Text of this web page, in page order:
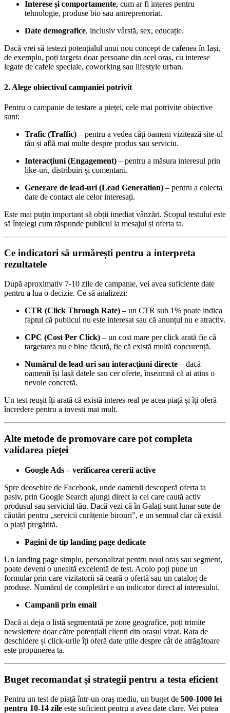
Interese și comportamente, cum ar fi interes pentru
tehnologie, produse bio sau antreprenoriat.
Date demografice, inclusiv vârstă, sex, educație.
Dacă vrei să testezi potențialul unui nou concept de cafenea în Iași,
de exemplu, poți targeta doar persoane din acel oraș, cu interese
legate de cafele speciale, coworking sau lifestyle urban.
2. Alege obiectivul campaniei potrivit
Pentru o campanie de testare a pieței, cele mai potrivite obiective
sunt:
Trafic (Traffic) – pentru a vedea câți oameni vizitează site-ul
tău și află mai multe despre produs sau serviciu.
Interacțiuni (Engagement) – pentru a măsura interesul prin
like-uri, distribuiri și comentarii.
Generare de lead-uri (Lead Generation) – pentru a colecta
date de contact ale celor interesați.
Este mai puțin important să obții imediat vânzări. Scopul testului este
să înțelegi cum răspunde publicul la mesajul și oferta ta.
Ce indicatori să urmărești pentru a interpreta
rezultatele
După aproximativ 7-10 zile de campanie, vei avea suficiente date
pentru a lua o decizie. Ce să analizezi:
CTR (Click Through Rate) – un CTR sub 1% poate indica
faptul că publicul nu este interesat sau că anunțul nu e atractiv.
CPC (Cost Per Click) – un cost mare per click arată fie că
targetarea nu e bine făcută, fie că există multă concurență.
Numărul de lead-uri sau interacțiuni directe – dacă
oamenii își lasă datele sau cer oferte, înseamnă că ai atins o
nevoie concretă.
Un test reușit îți arată că există interes real pe acea piață și îți oferă
încredere pentru a investi mai mult.
Alte metode de promovare care pot completa
validarea pieței
Google Ads – verificarea cererii active
Spre deosebire de Facebook, unde oamenii descoperă oferta ta
pasiv, prin Google Search ajungi direct la cei care caută activ
produsul sau serviciul tău. Dacă vezi că în Galați sunt lunar sute de
căutări pentru „servicii curățenie birouri”, e un semnal clar că există
o piață pregătită.
Pagini de tip landing page dedicate
Un landing page simplu, personalizat pentru noul oraș sau segment,
poate deveni o unealtă excelentă de test. Acolo poți pune un
formular prin care vizitatorii să ceară o ofertă sau un catalog de
produse. Numărul de completări e un indicator direct al interesului.
Campanii prin email
Dacă ai deja o listă segmentată pe zone geografice, poți trimite
newslettere doar către potențiali clienți din orașul vizat. Rata de
deschidere și click-urile îți oferă date utile despre cât de atrăgătoare
este propunerea ta.
Buget recomandat și strategii pentru a testa eficient
Pentru un test de piață într-un oraș mediu, un buget de 500-1000 lei
pentru 10-14 zile este suficient pentru a avea date clare. Vei putea